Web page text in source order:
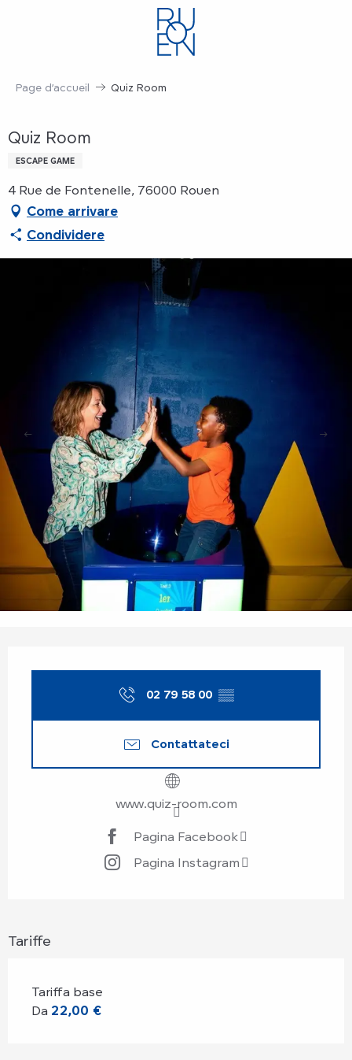
Page d’accueil Quiz Room
Quiz Room
ESCAPE GAME
4 Rue de Fontenelle, 76000 Rouen
Come arrivare
Condividere
02 79 58 00 ▒▒
Contattateci
www.quiz-room.com
Pagina Facebook
Pagina Instagram
Tariffe
Tariffa base
Da 22,00 €